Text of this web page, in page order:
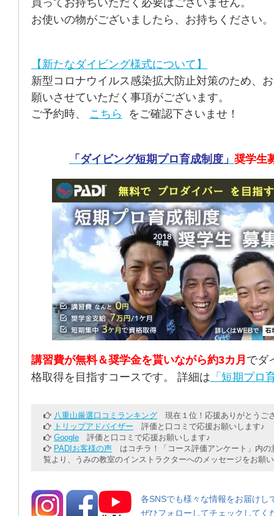
買ってお持ちいただく必要はございません。
お使いの物がございましたら、お持ちください。
【新たなダイビング様式について】
新型コロナウイルス感染拡大防止対策のため、
願いさせていただく事項がございます。
ご予約時、 こちら をご確認下さいませ！
「ダイビング短期プロ育成制度」 奨学生
講習費が無料＆奨学金を貰いながら約3カ月 でダ
格取得を目指すコースです。 詳細は 「短期プロ
八重山厳選口コミランキング 現在１位！応援ありがとうご
トリップアドバイザー 評価と口コミで応援お願いします♪
Google 評価と口コミで応援お願いします♪
PADIお客様の声 はコチラ！「コース評価アンケート」内の
覧より、うみの教室のインストラクターへのメッセージをお願
各SNSでも様々な情報をお届けし
ぜひフォローしてチェックしてく